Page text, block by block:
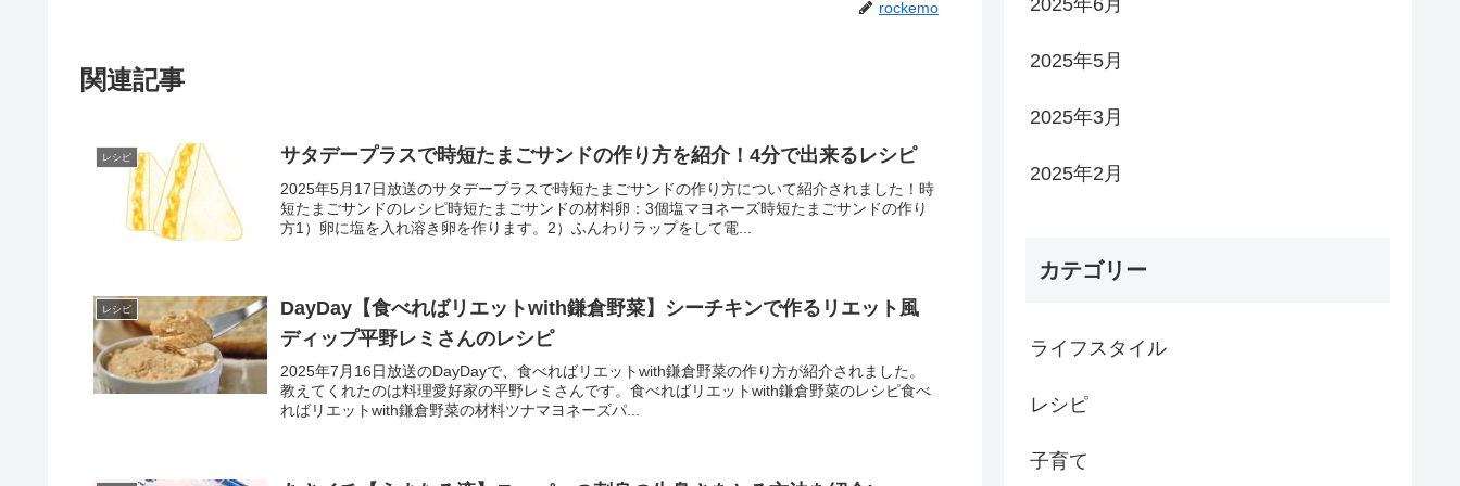
rockemo
関連記事
レシピ サタデープラスで時短たまごサンドの作り方を紹介！4分で出来るレシピ
2025年5月17日放送のサタデープラスで時短たまごサンドの作り方について紹介されました！時
短たまごサンドのレシピ時短たまごサンドの材料卵：3個塩マヨネーズ時短たまごサンドの作り
方1）卵に塩を入れ溶き卵を作ります。2）ふんわりラップをして電...
レシピ
DayDay【食べればリエットwith鎌倉野菜】シーチキンで作るリエット風
ディップ平野レミさんのレシピ
2025年7月16日放送のDayDayで、食べればリエットwith鎌倉野菜の作り方が紹介されました。
教えてくれたのは料理愛好家の平野レミさんです。食べればリエットwith鎌倉野菜のレシピ食べ
ればリエットwith鎌倉野菜の材料ツナマヨネーズパ...
2025年6月
2025年5月
2025年3月
2025年2月
カテゴリー
ライフスタイル
レシピ
子育て